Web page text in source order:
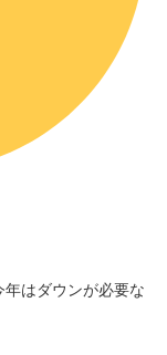
はダウンが必要な